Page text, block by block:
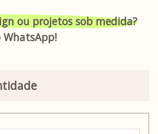
ou projetos sob medida?
WhatsApp!